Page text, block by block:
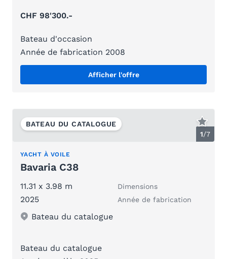
CHF 98'300.-
Bateau d'occasion
Année de fabrication 2008
Afficher l'offre
1/7
BATEAU DU CATALOGUE
YACHT À VOILE
Bavaria C38
11.31 x 3.98 m Dimensions
2025 Année de fabrication
Bateau du catalogue
Bateau du catalogue